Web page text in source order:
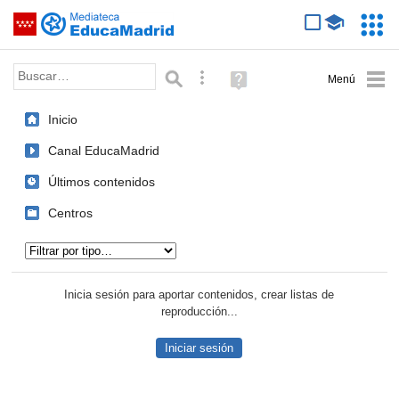
Saltar navegación
Palabra o frase: Búsqueda avanzada
Ayuda
(en
Inicio
Canal EducaMadrid
Últimos contenidos
Centros
Inicia sesión para aportar contenidos, crear listas de
reproducción...
Iniciar sesión